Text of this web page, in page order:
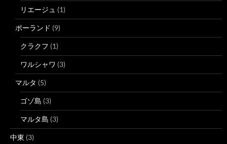
リエージュ (1)
ポーランド (9)
クラクフ (1)
ワルシャワ (3)
マルタ (5)
ゴゾ島 (3)
マルタ島 (3)
中東 (3)